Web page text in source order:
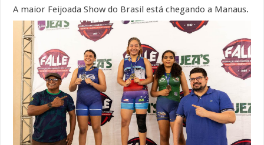
A maior Feijoada Show do Brasil está chegando a Manaus.